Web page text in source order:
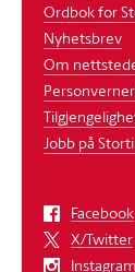
Ordbok for
Nyhetsbrev
Om
Jobb på
Facebook
X/Twitter
Instagram